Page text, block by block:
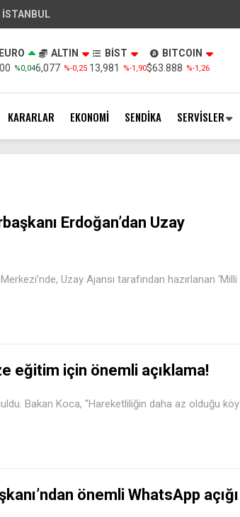
İSTANBUL
EURO
%0,04
ALTIN
6,077 %-0,25
BİST
13,981
%-1,90
BITCOIN
$63.888 %-1,26
KARARLAR EKONOMİ SENDİKA SERVİSLER
Erdoğan’dan Uzay
Uzay Ajansı tarafından hazırlanan ‘Milli
eğitim için önemli açıklama!
Bakan Koca, ''Hareketliliğin daha az olduğu köy
önemli WhatsApp açığı